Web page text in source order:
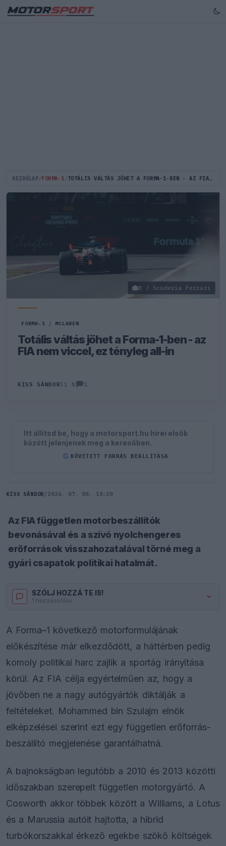
KEZDŐLAP FORMA-1 TOTÁLIS VÁLTÁS JÖHET A FORMA-1-BEN - AZ FIA NEM VICCEL, EZ TÉNYLEG ALL-IN
X / Scuderia Ferrari
FORMA-1 / MCLAREN
Totális váltás jöhet a Forma-1-ben - az
FIA nem viccel, ez tényleg all-in
KISS SÁNDOR31 N 1
Itt állítsd be, hogy a motorsport.hu hírei elsők
között jelenjenek meg a keresőben.
G KÖVETETT FORRÁS BEÁLLÍTÁSA
KISS SÁNDOR / 2026. 07. 08. 18:30
Az FIA független motorbeszállítók
bevonásával és a szívó nyolchengeres
erőforrások visszahozatalával törné meg a
gyári csapatok politikai hatalmát.
SZÓLJ HOZZÁ TE IS!
1 hozzászólás.
A Forma–1 következő motorformulájának
előkészítése már elkezdődött, a háttérben pedig
komoly politikai harc zajlik a sportág irányítása
körül. Az FIA célja egyértelműen az, hogy a
jövőben ne a nagy autógyártók diktálják a
feltételeket. Mohammed bin Szulajm elnök
elképzelései szerint ezt egy független erőforrás-
beszállító megjelenése garantálhatná.
A bajnokságban legutóbb a 2010 és 2013 közötti
időszakban szerepelt független motorgyártó. A
Cosworth akkor többek között a Williams, a Lotus
és a Marussia autóit hajtotta, a hibrid
turbókorszakkal érkező egekbe szökő költségek